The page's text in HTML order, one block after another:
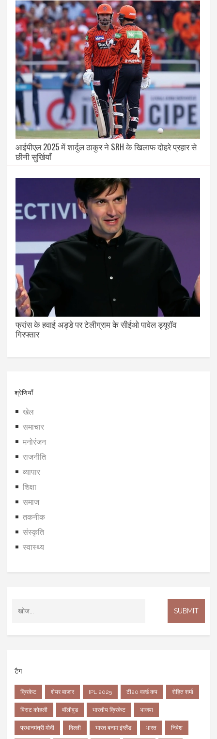
आईपीएल 2025 में शार्दुल ठाकुर ने SRH के खिलाफ दोहरे प्रहार से
छीनी सुर्खियाँ
फ्रांस के हवाई अड्डे पर टेलीग्राम के सीईओ पावेल ड्यूरॉव
गिरफ्तार
श्रेणियाँ
खेल
समाचार
मनोरंजन
राजनीति
व्यापार
शिक्षा
समाज
तकनीक
संस्कृति
स्वास्थ्य
टैग
क्रिकेट शेयर बाजार IPL 2025 टी20 वर्ल्ड कप रोहित शर्मा
विराट कोहली बॉलीवुड भारतीय क्रिकेट भाजपा
प्रधानमंत्री मोदी दिल्ली भारत बनाम इंग्लैंड भारत निवेश